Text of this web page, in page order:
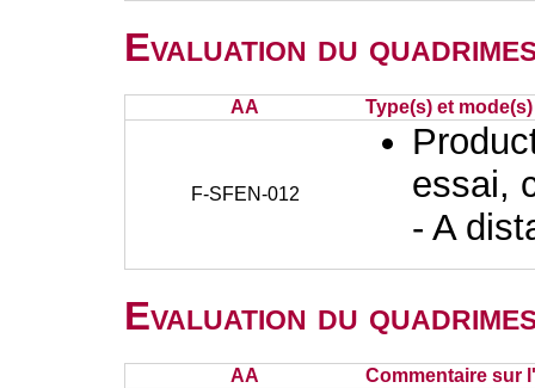
Evaluation du
AA Type(s) et
F-SFEN-012
essai,
- A
Evaluation du
AA Commentaire sur